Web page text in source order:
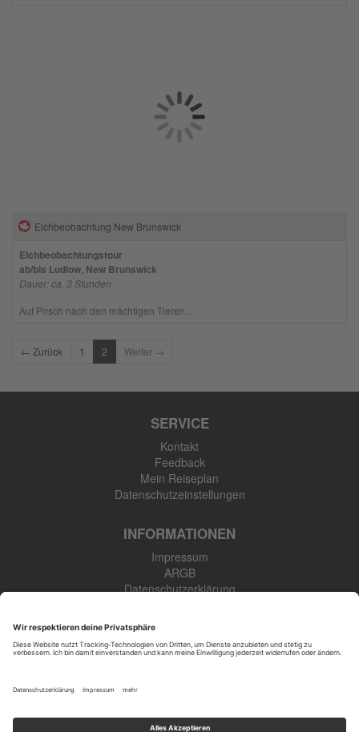
Elchbeobachtung New Brunswick
Elchbeobachtungstour
ab/bis Ludlow, New Brunswick
Dauer: ca. 3 Stunden
Auf Pirsch nach den mächtigen Tieren...
← Zurück 1 2 Weiter →
SERVICE
Kontakt
Feedback
Mein Reiseplan
Datenschutzeinstellungen
INFORMATIONEN
Impressum
ARGB
Datenschutzerklärung
48308 Senden-Bösensell